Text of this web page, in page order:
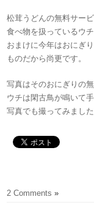
松茸うどんの無料サー
食べ物を扱っているウ
おまけに今年はおにぎ
ものだから尚更です。
写真はそのおにぎりの
ウチは閑古鳥が鳴いて
写真でも撮ってみまし
2 Comments»